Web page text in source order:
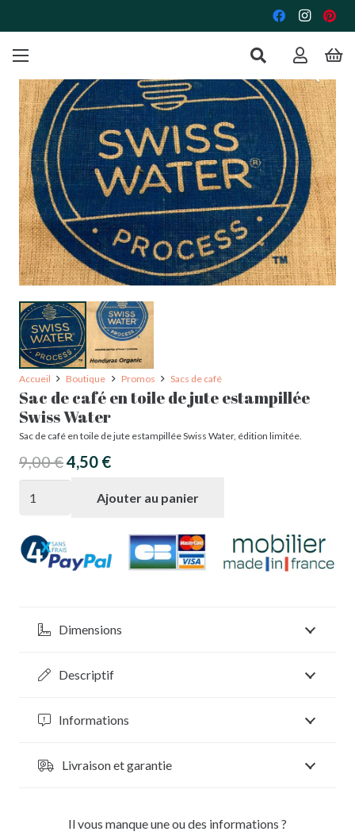
Accueil Boutique Promos Sacs de café
Sac de café en toile de jute estampillée
Swiss Water
Sac de café en toile de jute estampillée Swiss Water, édition limitée.
9,00€Le
prix
initial
9,00 €.
4,50 €Le
actuel
est :
4,50 €.
quantité
Sac
de
toile
jute
Swiss
Ajouter au panier
Dimensions
Descriptif
Informations
Livraison et garantie
Il vous manque une ou des informations ?